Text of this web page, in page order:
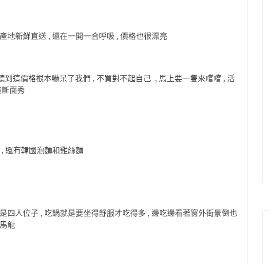
地新鮮直送 , 還在一開一合呼吸 , 價格也很漂亮
到這價格根本嚇呆了我們 , 不買對不起自己 , 馬上要一隻來嚐嚐 , 活
面秀
還有韓國泡麵和雞絲麵
四人位子 , 吃鍋就是要坐得舒服才吃得多 , 邊吃邊看著窗外街景倒也
龍